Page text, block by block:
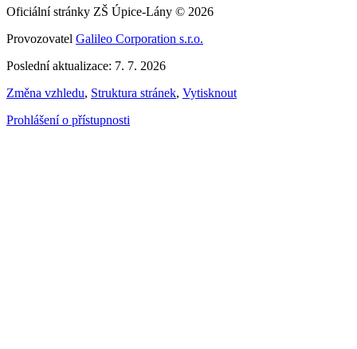
Oficiální stránky ZŠ Úpice-Lány © 2026
Provozovatel Galileo Corporation s.r.o.
Poslední aktualizace: 7. 7. 2026
Změna vzhledu, Struktura stránek, Vytisknout
Prohlášení o přístupnosti